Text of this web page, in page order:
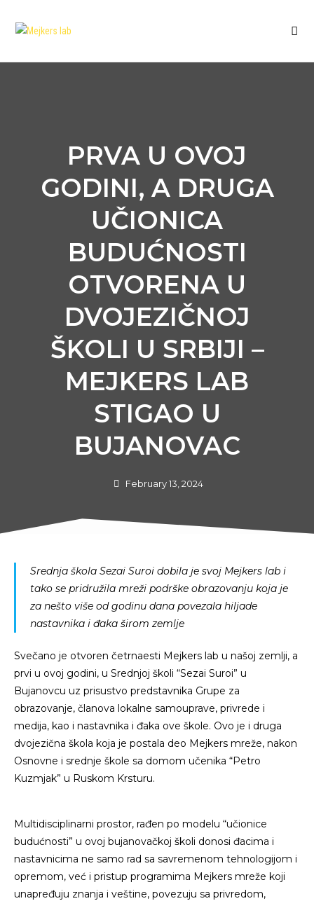
PRVA U OVOJ
GODINI, A DRUGA
UČIONICA
BUDUĆNOSTI
OTVORENA U
DVOJEZIČNOJ
ŠKOLI U SRBIJI –
MEJKERS LAB
STIGAO U
BUJANOVAC
February 13, 2024
Srednja škola Sezai Suroi dobila je svoj Mejkers lab i
tako se pridružila mreži podrške obrazovanju koja je
za nešto više od godinu dana povezala hiljade
nastavnika i đaka širom zemlje
Svečano je otvoren četrnaesti Mejkers lab u našoj zemlji, a
prvi u ovoj godini, u Srednjoj školi “Sezai Suroi” u
Bujanovcu uz prisustvo predstavnika Grupe za
obrazovanje, članova lokalne samouprave, privrede i
medija, kao i nastavnika i đaka ove škole. Ovo je i druga
dvojezična škola koja je postala deo Mejkers mreže, nakon
Osnovne i srednje škole sa domom učenika “Petro
Kuzmjak” u Ruskom Krsturu.
Multidisciplinarni prostor, rađen po modelu “učionice
budućnosti” u ovoj bujanovačkoj školi donosi đacima i
nastavnicima ne samo rad sa savremenom tehnologijom i
opremom, već i pristup programima Mejkers mreže koji
unapređuju znanja i veštine, povezuju sa privredom,